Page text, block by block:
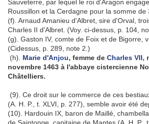
Sauveterre, par lequel le roi d'Aragon
Roussillon et la Cerdagne pour la somme de
(f). Arnaud Amanieu d'Albret, sire d'Orval,
Charles II d'Albret. (Voy. ci-dessus, p. 104,
(g). Gaston IV, comte de Foix et de Bigorre,
(Cidessus, p. 289, note 2.)
(h). Marie d'Anjou, femme de Charles VII,
novembre 1463 à l'abbaye cistercienne
Châtelliers.
(9). Ce droit sur le commerce de ces
(A. H. P., t. XLVI, p. 277), semble avoir été
(10). Hardouin IX, baron de Maillé,